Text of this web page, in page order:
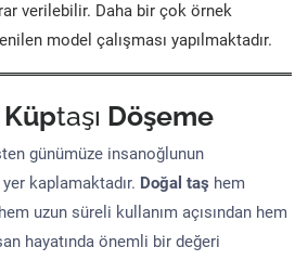
verilebilir. Daha bir çok örnek
model çalışması yapılmaktadır.
Küptaşı Döşeme
günümüze insanoğlunun
kaplamaktadır. Doğal taş hem
uzun süreli kullanım açısından hem
hayatında önemli bir değeri